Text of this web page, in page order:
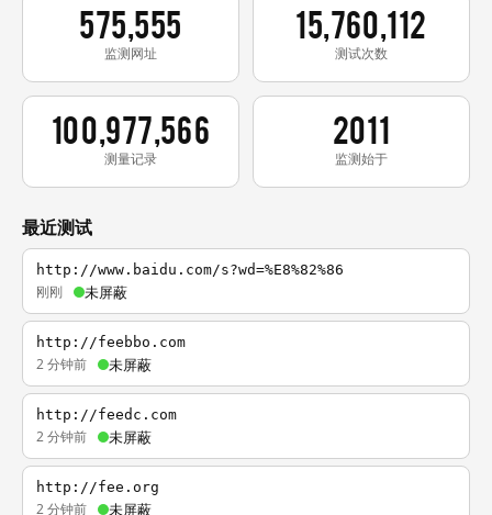
575,555
监测网址
15,760,112
测试次数
100,977,566
测量记录
2011
监测始于
最近测试
http://www.baidu.com/s?wd=%E8%82%86
刚刚 未屏蔽
http://feebbo.com
2 分钟前 未屏蔽
http://feedc.com
2 分钟前 未屏蔽
http://fee.org
2 分钟前 未屏蔽